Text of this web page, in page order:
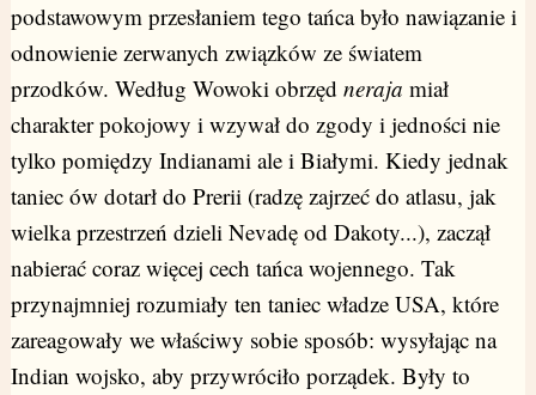
podstawowym przesłaniem tego tańca było nawiązanie i
odnowienie zerwanych związków ze światem
przodków. Według Wowoki obrzęd neraja miał
charakter pokojowy i wzywał do zgody i jedności nie
tylko pomiędzy Indianami ale i Białymi. Kiedy jednak
taniec ów dotarł do Prerii (radzę zajrzeć do atlasu, jak
wielka przestrzeń dzieli Nevadę od Dakoty...), zaczął
nabierać coraz więcej cech tańca wojennego. Tak
przynajmniej rozumiały ten taniec władze USA, które
zareagowały we właściwy sobie sposób: wysyłając na
Indian wojsko, aby przywróciło porządek. Były to